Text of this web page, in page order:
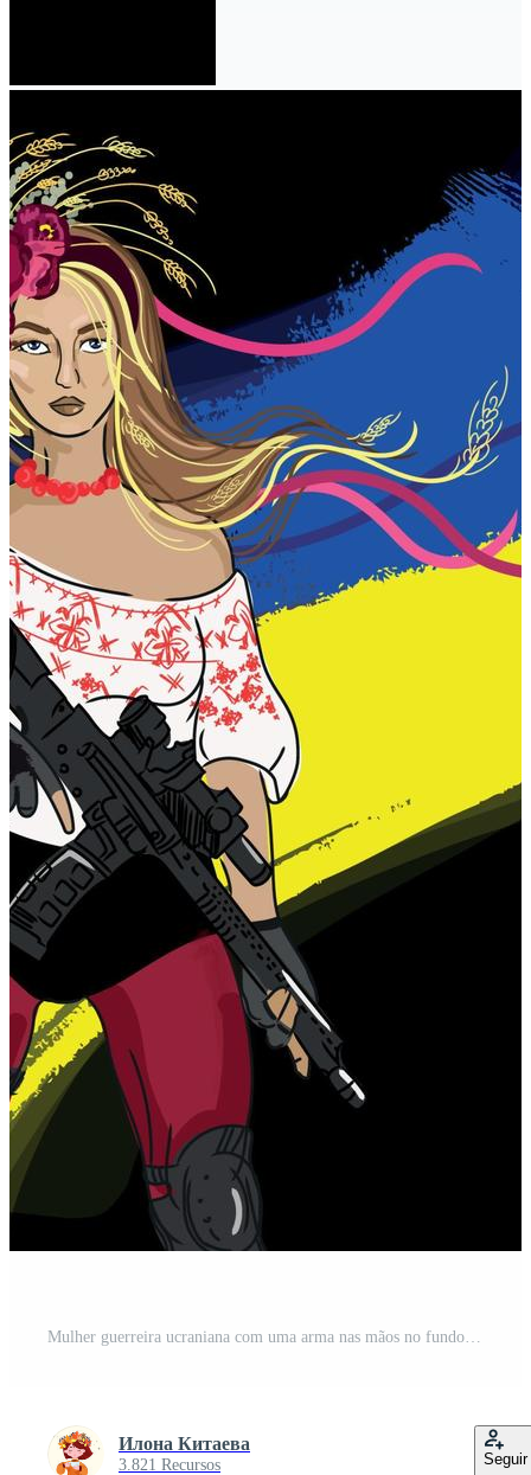
Mulher guerreira ucraniana com uma arma nas mãos no fundo da bandeira da ilustração vetorial da Ucrânia Personagem mulher ativista desenho dos desenhos animados, conceito de resistência Pare a guerra na Ucrânia Vetor Pro
Илона Китаева
3.821 Recursos Seguir